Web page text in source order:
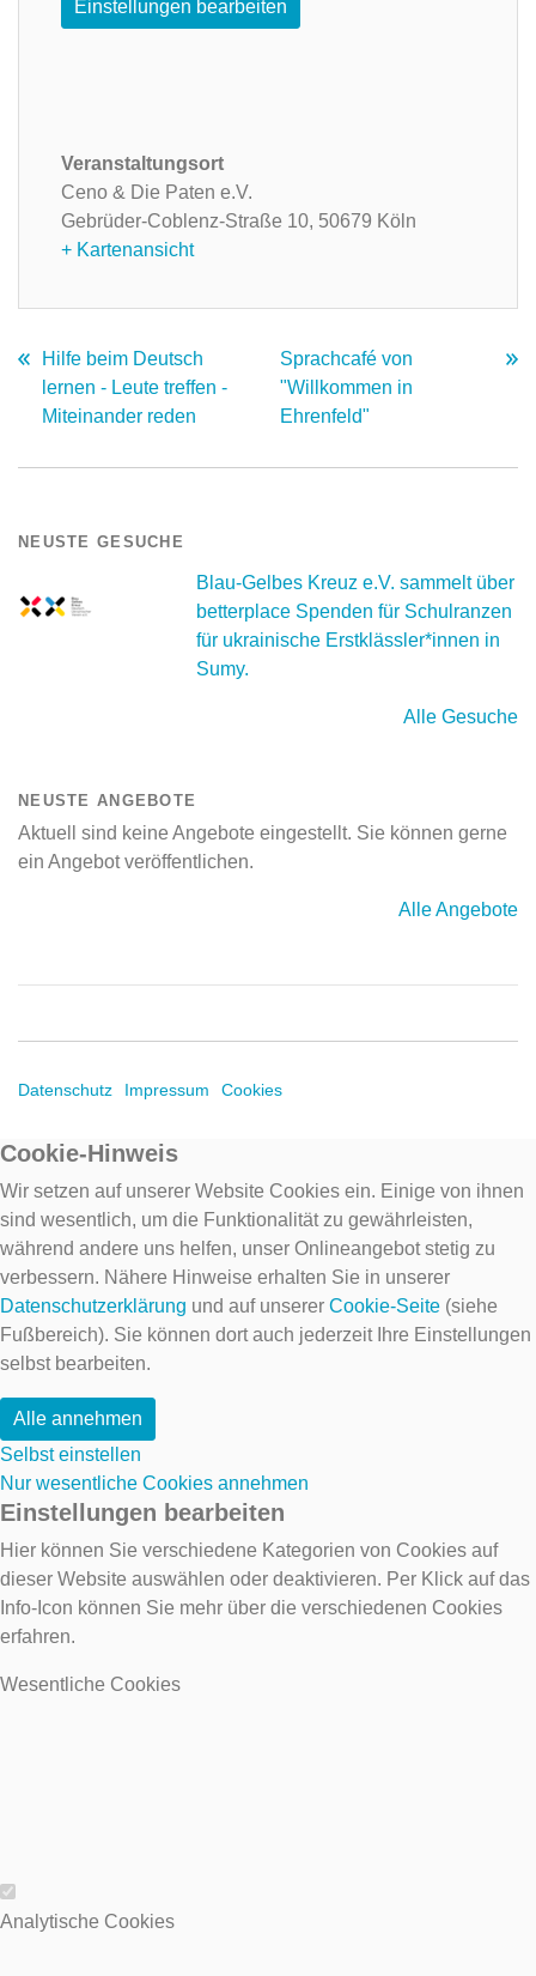
Einstellungen bearbeiten
Veranstaltungsort
Ceno & Die Paten e.V.
Gebrüder-Coblenz-Straße 10, 50679 Köln
+ Kartenansicht
Hilfe beim Deutsch
lernen - Leute treffen -
Miteinander reden
Sprachcafé von
"Willkommen in
Ehrenfeld"
NEUSTE GESUCHE
Blau-Gelbes Kreuz e.V. sammelt über
betterplace Spenden für Schulranzen
für ukrainische Erstklässler*innen in
Sumy.
Alle Gesuche
NEUSTE ANGEBOTE
Aktuell sind keine Angebote eingestellt. Sie können gerne
ein Angebot veröffentlichen.
Alle Angebote
Datenschutz Impressum Cookies
Cookie-Hinweis
Wir setzen auf unserer Website Cookies ein. Einige von ihnen
sind wesentlich, um die Funktionalität zu gewährleisten,
während andere uns helfen, unser Onlineangebot stetig zu
verbessern. Nähere Hinweise erhalten Sie in unserer
Datenschutzerklärung und auf unserer Cookie-Seite (siehe
Fußbereich). Sie können dort auch jederzeit Ihre Einstellungen
selbst bearbeiten.
Alle annehmen
Selbst einstellen
Nur wesentliche Cookies annehmen
Einstellungen bearbeiten
Hier können Sie verschiedene Kategorien von Cookies auf
dieser Website auswählen oder deaktivieren. Per Klick auf das
Info-Icon können Sie mehr über die verschiedenen Cookies
erfahren.
Wesentliche Cookies
Wesentliche Cookies
Analytische Cookies